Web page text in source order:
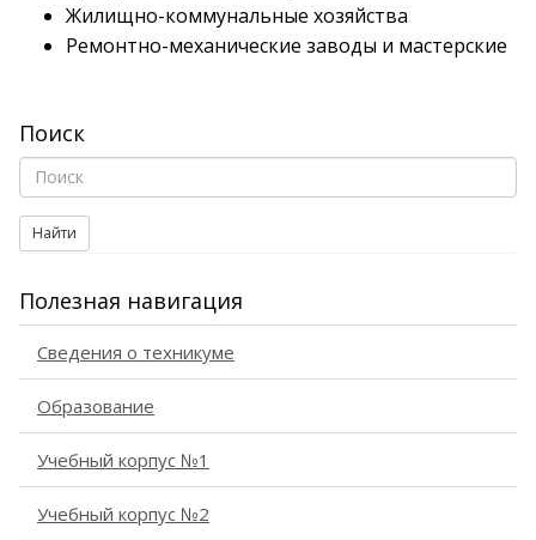
Жилищно-коммунальные хозяйства
Ремонтно-механические заводы и мастерские
Поиск
Найти
Полезная навигация
Сведения о техникуме
Образование
Учебный корпус №1
Учебный корпус №2